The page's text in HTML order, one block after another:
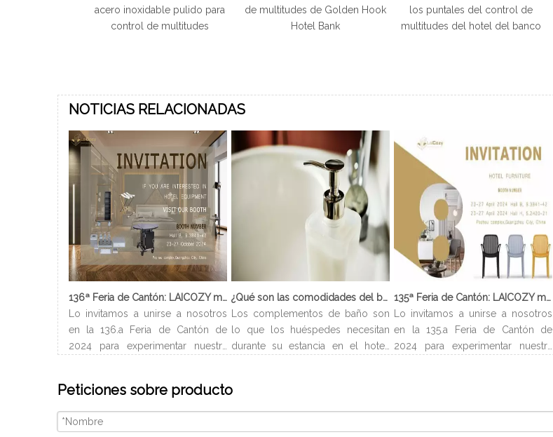
de multitudes de Golden Hook
Hotel Bank
los puntales del control de
multitudes del hotel del banco
de acero inoxidable negra para
control de multitudes
NOTICIAS RELACIONADAS
136ª Feria de Cantón: LAICOZY muestra el futuro de los muebles de hotel y los artículos de buffet
Lo invitamos a unirse a nosotros
en la 136.a Feria de Cantón de
2024 para experimentar nuestra
Esperamos conectarnos con
profesionales de la industria,
construir nuevas relaciones y
¿Qué son las comodidades del baño?
Los complementos de baño son
lo que los huéspedes necesitan
durante su estancia en el hotel.
en el baño. Dependiendo del tipo
de habitación, los servicios de
135ª Feria de Cantón: LAICOZY muestra el futuro de los muebles de hotel y los artículos de buffet
Lo invitamos a unirse a nosotros
en la 135.a Feria de Cantón de
2024 para experimentar nuestra
profesionales de la industria,
Peticiones sobre producto